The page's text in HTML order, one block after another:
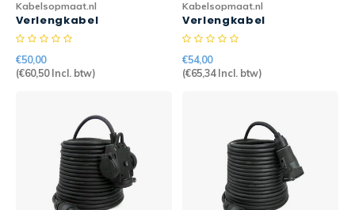
CEE Verlengkabels 32A 400V
CEE Verlengkabels 63A 400V
Kabelsopmaat.nl
Verlengkabel
Randaarde PRO 2mtr
H07RN-F
€50,00
(€60,50Incl. btw)
Kabelsopmaat.nl
Verlengkabel
Randaarde PRO 5mtr
H07RN-F
€54,00
(€65,34Incl. btw)